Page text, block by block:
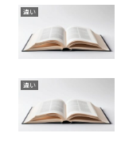
違い
違い